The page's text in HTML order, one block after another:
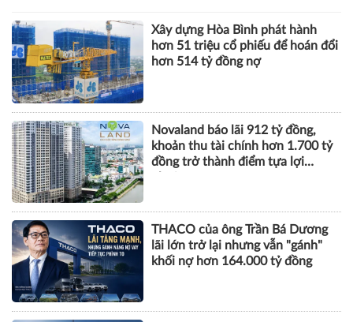
Xây dựng Hòa Bình phát hành
hơn 51 triệu cổ phiếu để hoán đổi
hơn 514 tỷ đồng nợ
Novaland báo lãi 912 tỷ đồng,
khoản thu tài chính hơn 1.700 tỷ
đồng trở thành điểm tựa lợi
THACO của ông Trần Bá Dương
lãi lớn trở lại nhưng vẫn "gánh"
khối nợ hơn 164.000 tỷ đồng